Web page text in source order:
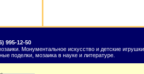
995-12-50
Монументальное искусство и детские
поделки, мозаика в науке и литературе.